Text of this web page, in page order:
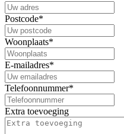
Postcode*
Woonplaats*
E-mailadres*
Telefoonnummer*
Extra toevoeging